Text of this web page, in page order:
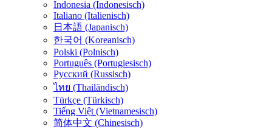
Indonesia (Indonesisch)
Italiano (Italienisch)
日本語 (Japanisch)
한국어 (Koreanisch)
Polski (Polnisch)
Português (Portugiesisch)
Русский (Russisch)
ไทย (Thailändisch)
Türkçe (Türkisch)
Tiếng Việt (Vietnamesisch)
简体中文 (Chinesisch)